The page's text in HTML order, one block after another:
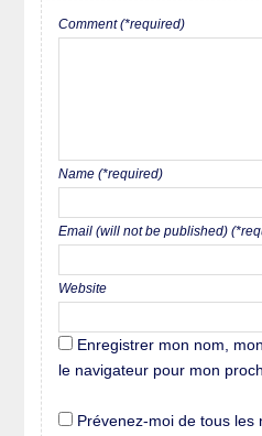
Comment (*required)
Name (*required)
Email (will not be published)
Website
Enregistrer mon nom,
le navigateur pour mon
Prévenez-moi de tous les